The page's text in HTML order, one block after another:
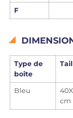
F
Type de
boîte
Bleu
cm